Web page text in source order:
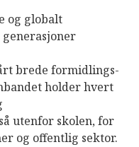
og globalt
brede formidlings-
holder hvert
utenfor skolen, for
og offentlig sektor.